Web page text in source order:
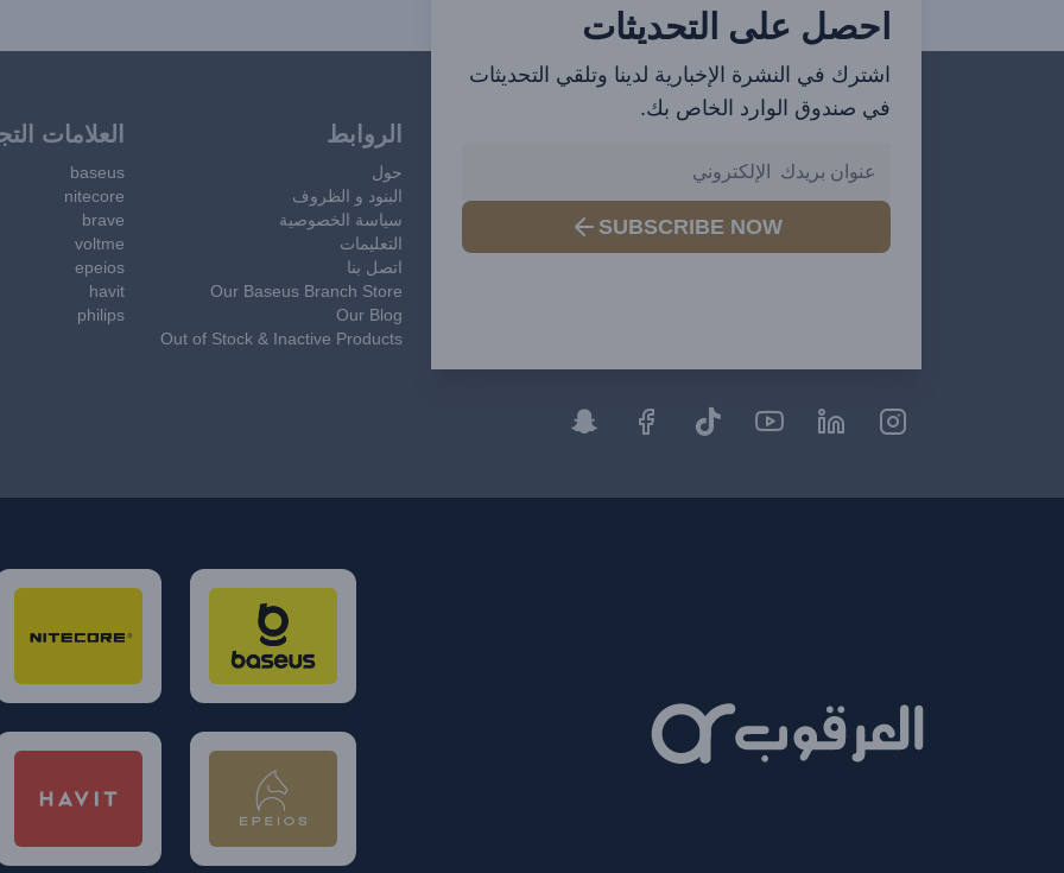
احصل على التحديثات
اشترك في النشرة الإخبارية لدينا وتلقي التحديثات
في صندوق الوارد الخاص بك.
SUBSCRIBE NOW
الروابط
حول
البنود و الظروف
سياسة الخصوصية
التعليمات
اتصل بنا
Our Baseus Branch Store
Our Blog
Out of Stock & Inactive Products
العلامات
baseus
nitecore
brave
voltme
epeios
havit
philips